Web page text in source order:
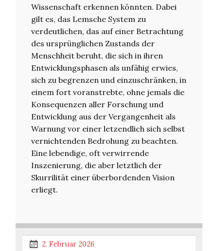
Wissenschaft erkennen könnten. Dabei
gilt es, das Lemsche System zu
verdeutlichen, das auf einer Betrachtung
des ursprünglichen Zustands der
Menschheit beruht, die sich in ihren
Entwicklungsphasen als unfähig erwies,
sich zu begrenzen und einzuschränken, in
einem fort voranstrebte, ohne jemals die
Konsequenzen aller Forschung und
Entwicklung aus der Vergangenheit als
Warnung vor einer letzendlich sich selbst
vernichtenden Bedrohung zu beachten.
Eine lebendige, oft verwirrende
Inszenierung, die aber letztlich der
Skurrilität einer überbordenden Vision
erliegt.
2. Februar 2026